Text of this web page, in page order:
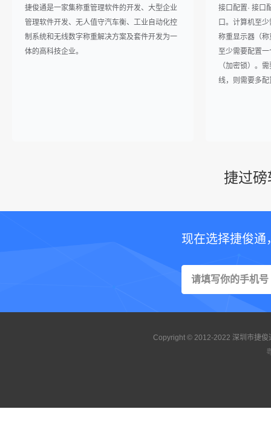
捷俊通是一家集称重管理软件的开发、大型企业
管理软件开发、无人值守汽车衡、工业自动化控
制系统和无线数字称重解决方案及套件开发为一
体的高科技企业。
接口配置· 接口
口。计算机至
称重显示器（称
至少需要配置
（加密锁）。
线，则需要多
捷过
现在选择捷俊通
Copyright © 2012-2022 深圳市捷俊